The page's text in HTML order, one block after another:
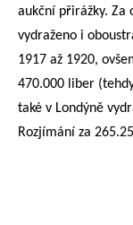
aukční přirážky. Za
vydraženo i
1917 až 1920,
470.000 liber
také v Londýně
Rozjímání za